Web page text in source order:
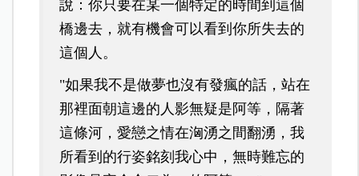
說：你只要在某一個特定的時間到這個
橋邊去，就有機會可以看到你所失去的
這個人。
"如果我不是做夢也沒有發瘋的話，站在
那裡面朝這邊的人影無疑是阿等，隔著
這條河，愛戀之情在洶湧之間翻湧，我
所看到的行姿銘刻我心中，無時難忘的